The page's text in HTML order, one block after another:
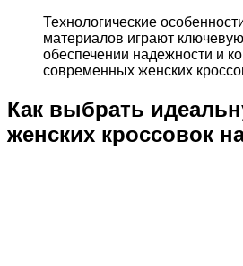
Технологические
материалов играют
обеспечении надежности и
современных женских
Как выбрать
женских кроссовок